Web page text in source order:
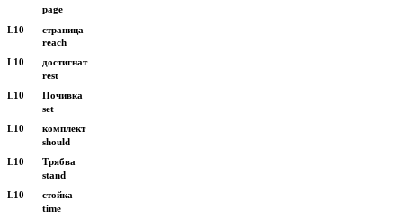
L10
L10
L10
L10
L10
L10
page
reach
rest
set
should
stand
time
страница
достигнат
Почивка
комплект
Трябва
стойка